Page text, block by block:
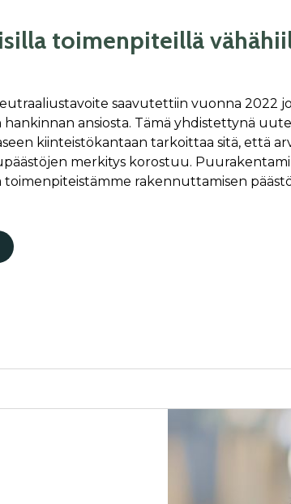
toimenpiteillä
saavutettiin vuonna 2022
ansiosta. Tämä yhdistettynä
kiinteistökantaan tarkoittaa sitä, että
merkitys korostuu.
rakennuttamisen